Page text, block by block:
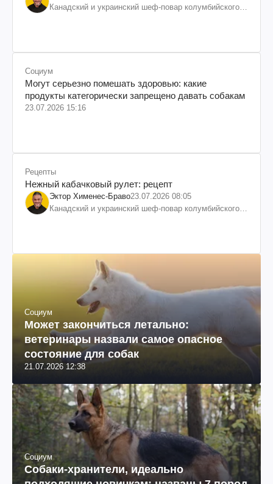
Канадский и украинский шеф-повар колумбийского
Социум
Могут серьезно помешать здоровью: какие
продукты категорически запрещено давать собакам
23.07.2026 15:16
Рецепты
Нежный кабачковый рулет: рецепт
Эктор Хименес-Браво23.07.2026 08:05
Канадский и украинский шеф-повар колумбийского
Социум
Может закончиться летально:
ветеринары назвали самое опасное
состояние для собак
21.07.2026 12:38
Социум
Собаки-хранители, идеально